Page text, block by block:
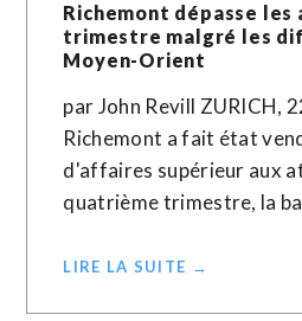
Richemont dépasse
trimestre malgré les
Moyen-Orient
par John Revill ZURICH,
Richemont a fait état
d'affaires supérieur aux
quatrième trimestre, la
LIRE LA SUITE →